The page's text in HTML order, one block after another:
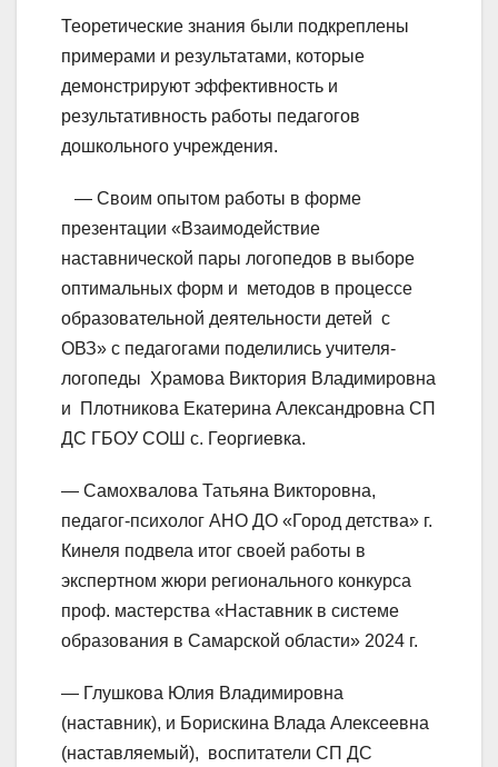
Теоретические знания были подкреплены
примерами и результатами, которые
демонстрируют эффективность и
результативность работы педагогов
дошкольного учреждения.
— Своим опытом работы в форме
презентации «Взаимодействие
наставнической пары логопедов в выборе
оптимальных форм и методов в процессе
образовательной деятельности детей с
ОВЗ» с педагогами поделились учителя-
логопеды Храмова Виктория Владимировна
и Плотникова Екатерина Александровна СП
ДС ГБОУ СОШ с. Георгиевка.
— Самохвалова Татьяна Викторовна,
педагог-психолог АНО ДО «Город детства» г.
Кинеля подвела итог своей работы в
экспертном жюри регионального конкурса
проф. мастерства «Наставник в системе
образования в Самарской области» 2024 г.
— Глушкова Юлия Владимировна
(наставник), и Борискина Влада Алексеевна
(наставляемый), воспитатели СП ДС